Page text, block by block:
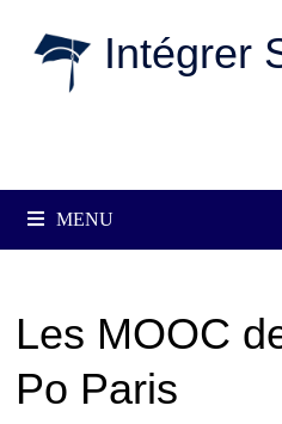
Intégrer
MENU
Les MOOC
Po Paris